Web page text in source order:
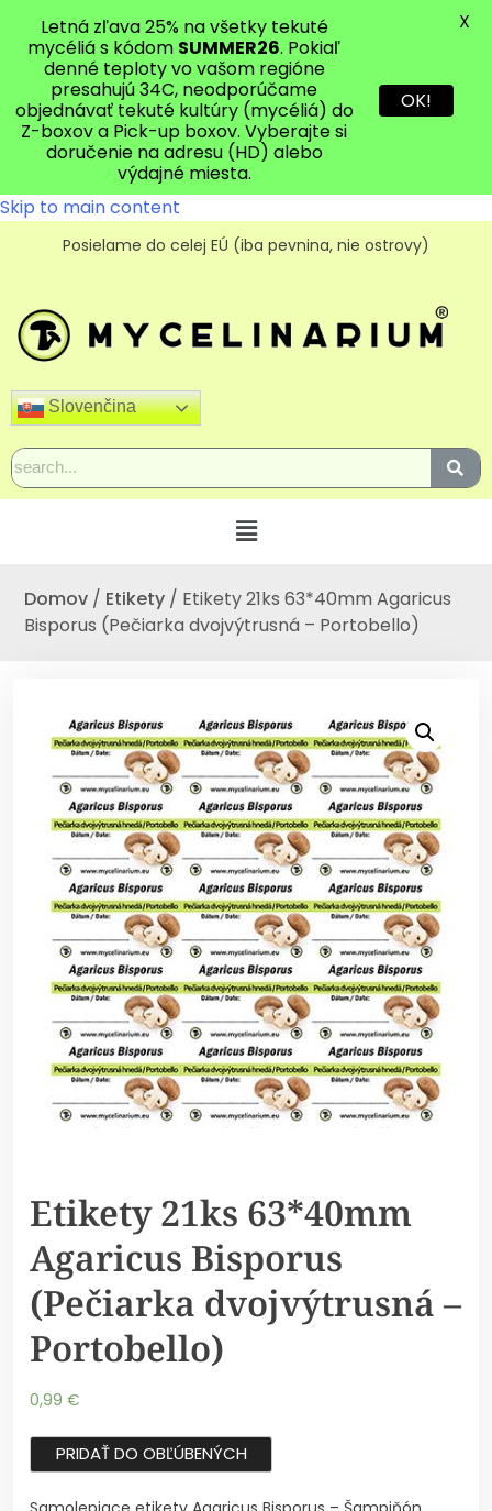
Skip to main content
Posielame do celej EÚ (iba pevnina, nie ostrovy)
Slovenčina
Domov / Etikety / Etikety 21ks 63*40mm Agaricus
Bisporus (Pečiarka dvojvýtrusná – Portobello)
Etikety 21ks 63*40mm
Agaricus Bisporus
(Pečiarka dvojvýtrusná –
Portobello)
0,99 €
PRIDAŤ DO OBĽÚBENÝCH
Letná zľava 25% na všetky tekuté
mycéliá s kódom SUMMER26. Pokiaľ
denné teploty vo vašom regióne
presahujú 34C, neodporúčame
objednávať tekuté kultúry (mycéliá) do
Z-boxov a Pick-up boxov. Vyberajte si
doručenie na adresu (HD) alebo
výdajné miesta.
OK!
X